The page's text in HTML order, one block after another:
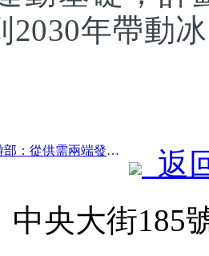
2030年帶動
前一篇：文化和旅游部：從供需兩端發力，引導文旅消費活動出行
返
中央大街185